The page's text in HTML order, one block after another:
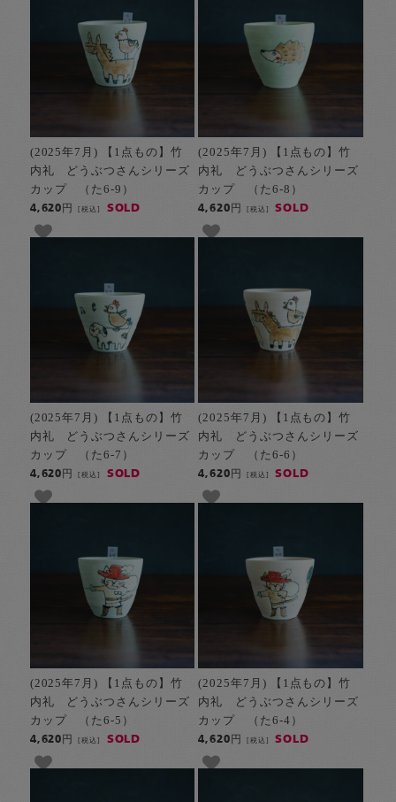
(2025年7月) 【1点もの】竹
内礼 どうぶつさんシリーズ
カップ （た6-9）
4,620円[税込] SOLD
(2025年7月) 【1点もの】竹
内礼 どうぶつさんシリーズ
カップ （た6-8）
4,620円 [税込] SOLD
(2025年7月) 【1点もの】竹
内礼 どうぶつさんシリーズ
カップ （た6-7）
4,620円[税込] SOLD
(2025年7月) 【1点もの】竹
内礼 どうぶつさんシリーズ
カップ （た6-6）
4,620円 [税込] SOLD
(2025年7月) 【1点もの】竹
内礼 どうぶつさんシリーズ
カップ （た6-5）
4,620円[税込] SOLD
(2025年7月) 【1点もの】竹
内礼 どうぶつさんシリーズ
カップ （た6-4）
4,620円 [税込] SOLD